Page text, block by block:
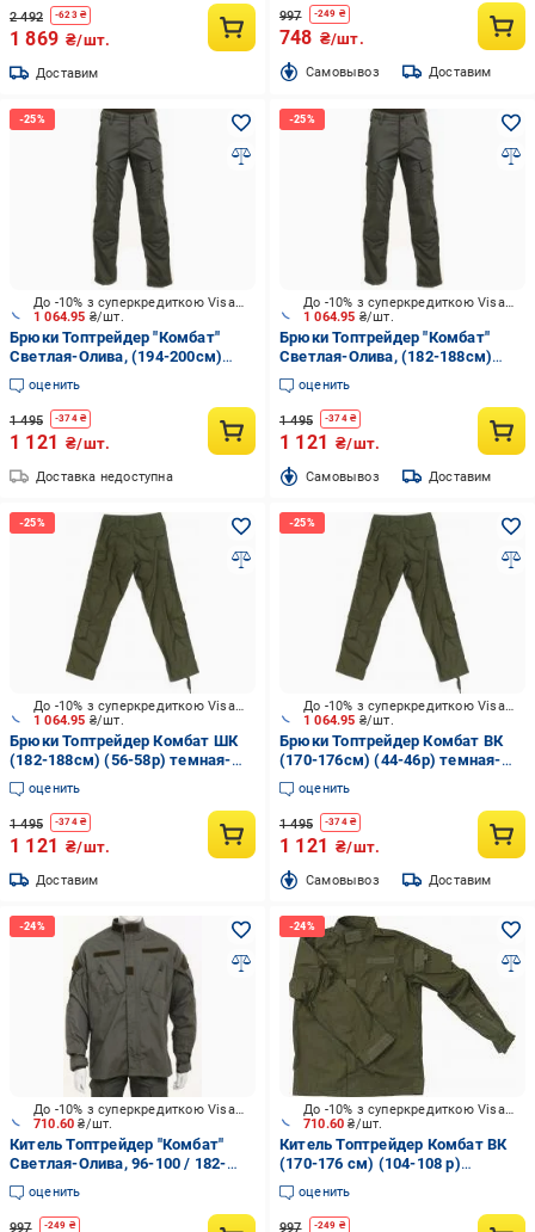
2 492 -623₴
1 869 ₴/шт.
Доставим
997 -249 ₴
748 ₴/шт.
Cамовывоз Доставим
1 064.95 ₴/шт.
До -10% з суперкредиткою Visa Вигода
Брюки Топтрейдер "Комбат"
Светлая-Олива, (194-200см)
(52-54 р) р.L
оценить
1 495 -374₴
1 121 ₴/шт.
Доставка недоступна
1 064.95 ₴/шт.
До -10% з суперкредиткою Visa Вигода
Брюки Топтрейдер "Комбат"
Светлая-Олива, (182-188см)
(56-58 р) р.XL
оценить
1 495 -374₴
1 121 ₴/шт.
Cамовывоз Доставим
1 064.95 ₴/шт.
До -10% з суперкредиткою Visa Вигода
Брюки Топтрейдер Комбат ШК
(182-188см) (56-58р) темная-
олива р.XL
оценить
1 495 -374₴
1 121 ₴/шт.
Доставим
1 064.95 ₴/шт.
До -10% з суперкредиткою Visa Вигода
Брюки Топтрейдер Комбат ВК
(170-176см) (44-46р) темная-
олива р.S
оценить
1 495 -374₴
1 121 ₴/шт.
Cамовывоз Доставим
710.60₴/шт.
До -10% з суперкредиткою Visa Вигода
Китель Топтрейдер "Комбат"
Светлая-Олива, 96-100 / 182-
188cм р.M
оценить
997 -249 ₴
710.60₴/шт.
До -10% з суперкредиткою Visa Вигода
Китель Топтрейдер Комбат ВК
(170-176 см) (104-108 р)
темная-олива р.L
оценить
997 -249 ₴